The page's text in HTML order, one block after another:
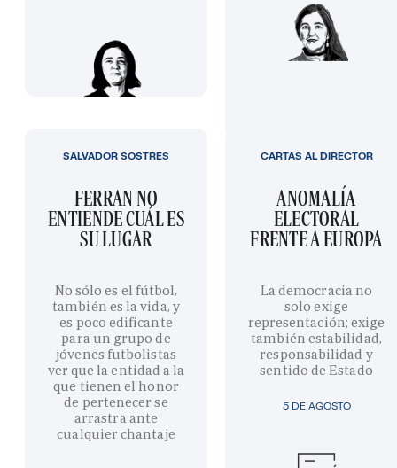
FERRAN NO
ENTIENDE CUÁL ES
SU LUGAR
No sólo es el fútbol,
también es la vida, y
es poco edificante
para un grupo de
jóvenes futbolistas
ver que la entidad a la
que tienen el honor
de pertenecer se
arrastra ante
cualquier chantaje
SALVADOR SOSTRES
5 DE AGOSTO
ANOMALÍA
ELECTORAL
FRENTE A EUROPA
La democracia no
solo exige
representación; exige
también estabilidad,
responsabilidad y
sentido de Estado
CARTAS AL DIRECTOR